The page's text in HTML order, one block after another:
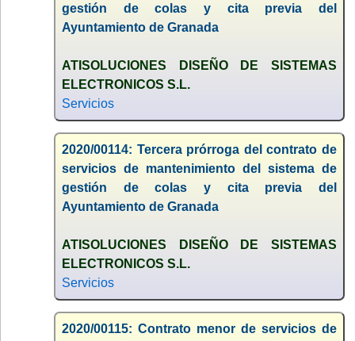
gestión de colas y cita previa del
Ayuntamiento de Granada
ATISOLUCIONES DISEÑO DE SISTEMAS
ELECTRONICOS S.L.
Servicios
2020/00114: Tercera prórroga del contrato de
servicios de mantenimiento del sistema de
gestión de colas y cita previa del
Ayuntamiento de Granada
ATISOLUCIONES DISEÑO DE SISTEMAS
ELECTRONICOS S.L.
Servicios
2020/00115: Contrato menor de servicios de